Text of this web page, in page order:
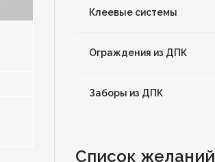
Клеевые системы
Ограждения из ДПК
Заборы из ДПК
Список желаний